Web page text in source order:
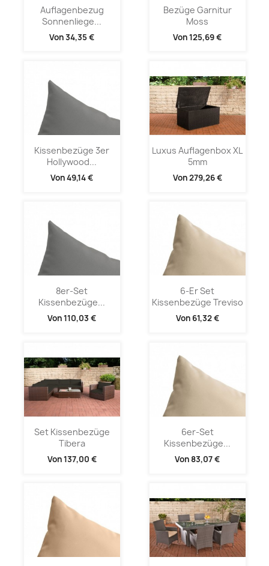
Auflagenbezug
Sonnenliege...
Von34,35 €
Bezüge Garnitur
Moss
Von125,69 €
Kissenbezüge 3er
Hollywood...
Von49,14 €
Luxus Auflagenbox XL
5mm
Von279,26 €
8er-Set
Kissenbezüge...
Von110,03 €
6-Er Set
Kissenbezüge Treviso
Von 61,32 €
Set Kissenbezüge
Tibera
Von137,00 €
6er-Set
Kissenbezüge...
Von 83,07 €